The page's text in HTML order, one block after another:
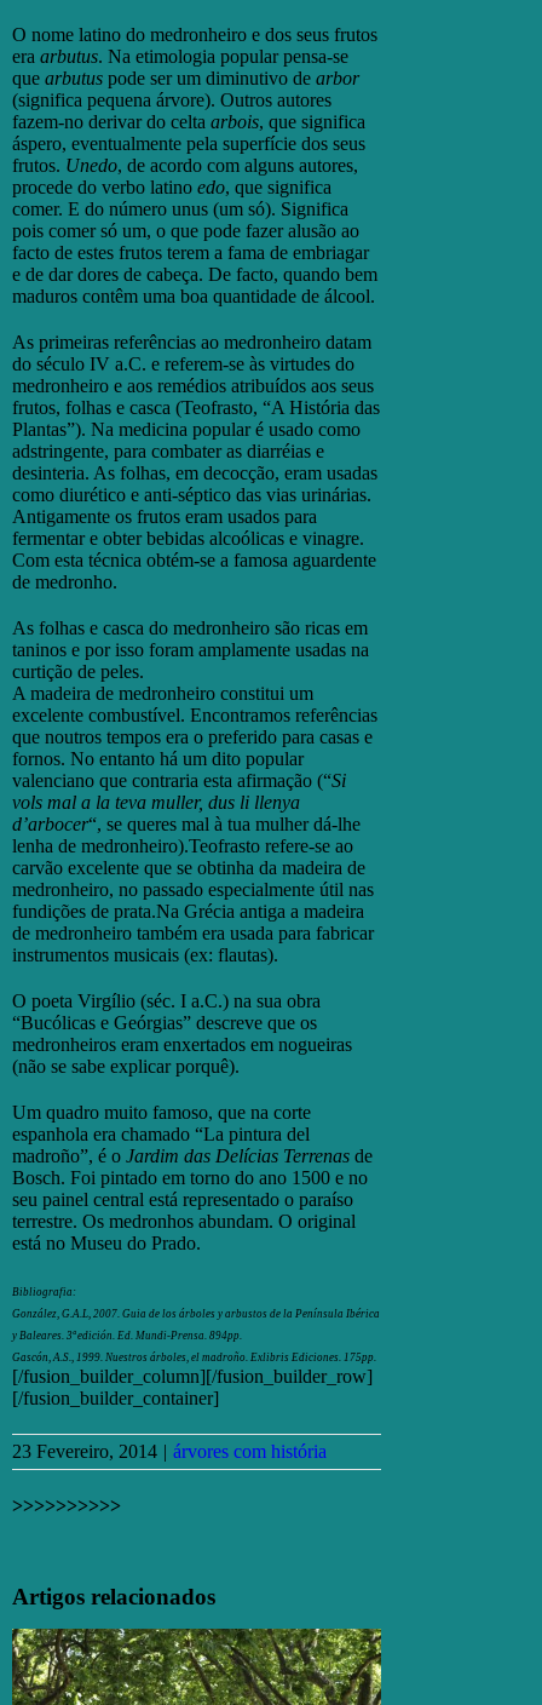
O nome latino do medronheiro e dos seus frutos
era arbutus. Na etimologia popular pensa-se
que arbutus pode ser um diminutivo de arbor
(significa pequena árvore). Outros autores
fazem-no derivar do celta arbois, que significa
áspero, eventualmente pela superfície dos seus
frutos. Unedo, de acordo com alguns autores,
procede do verbo latino edo, que significa
comer. E do número unus (um só). Significa
pois comer só um, o que pode fazer alusão ao
facto de estes frutos terem a fama de embriagar
e de dar dores de cabeça. De facto, quando bem
maduros contêm uma boa quantidade de álcool.
As primeiras referências ao medronheiro datam
do século IV a.C. e referem-se às virtudes do
medronheiro e aos remédios atribuídos aos seus
frutos, folhas e casca (Teofrasto, “A História das
Plantas”). Na medicina popular é usado como
adstringente, para combater as diarréias e
desinteria. As folhas, em decocção, eram usadas
como diurético e anti-séptico das vias urinárias.
Antigamente os frutos eram usados para
fermentar e obter bebidas alcoólicas e vinagre.
Com esta técnica obtém-se a famosa aguardente
de medronho.
As folhas e casca do medronheiro são ricas em
taninos e por isso foram amplamente usadas na
curtição de peles.
A madeira de medronheiro constitui um
excelente combustível. Encontramos referências
que noutros tempos era o preferido para casas e
fornos. No entanto há um dito popular
valenciano que contraria esta afirmação (“Si
vols mal a la teva muller, dus li llenya
d’arbocer“, se queres mal à tua mulher dá-lhe
lenha de medronheiro).Teofrasto refere-se ao
carvão excelente que se obtinha da madeira de
medronheiro, no passado especialmente útil nas
fundições de prata.Na Grécia antiga a madeira
de medronheiro também era usada para fabricar
instrumentos musicais (ex: flautas).
O poeta Virgílio (séc. I a.C.) na sua obra
“Bucólicas e Geórgias” descreve que os
medronheiros eram enxertados em nogueiras
(não se sabe explicar porquê).
Um quadro muito famoso, que na corte
espanhola era chamado “La pintura del
madroño”, é o Jardim das Delícias Terrenas de
Bosch. Foi pintado em torno do ano 1500 e no
seu painel central está representado o paraíso
terrestre. Os medronhos abundam. O original
está no Museu do Prado.
Bibliografia:
González, G.A.L, 2007. Guia de los árboles y arbustos de la Península Ibérica
y Baleares. 3ª edición. Ed. Mundi-Prensa. 894pp.
Gascón, A.S., 1999. Nuestros árboles, el madroño. Exlibris Ediciones. 175pp.
[/fusion_builder_column][/fusion_builder_row]
[/fusion_builder_container]
23 Fevereiro, 2014 | árvores com história
>>>>>>>>>>
mas
publicado)
Artigos relacionados